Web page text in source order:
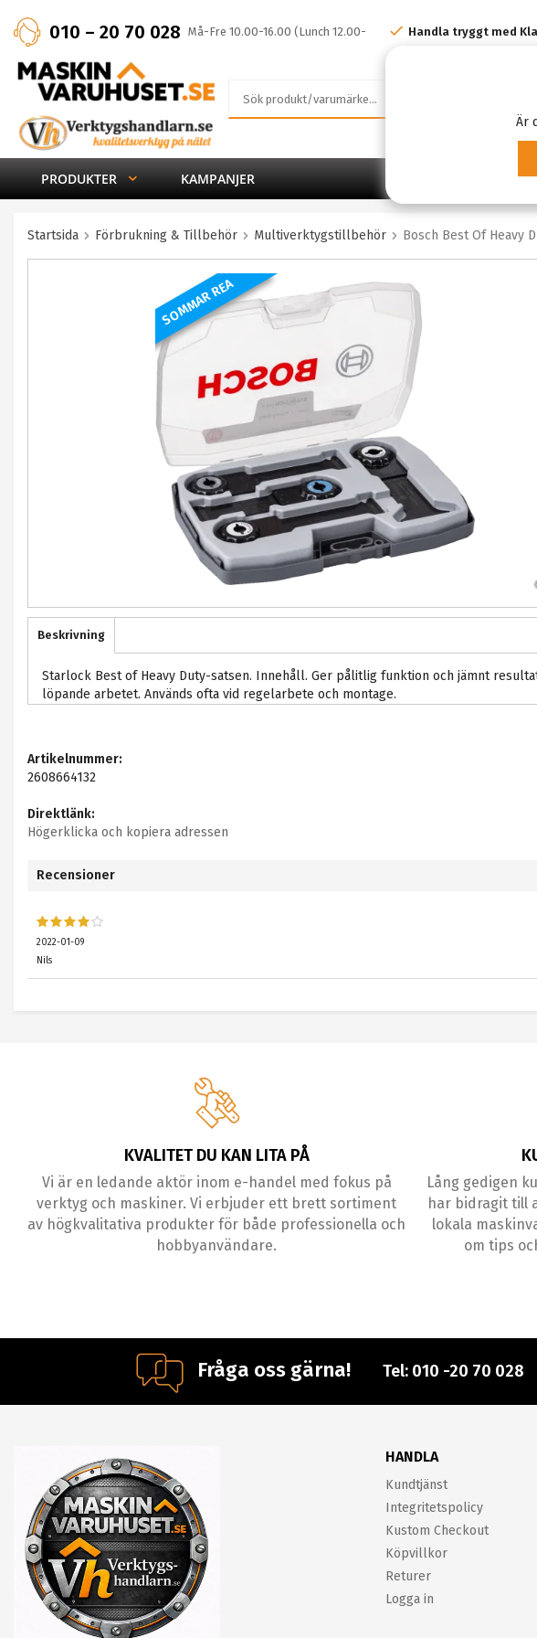
Är
010 – 20 70 028 Må-Fre 10.00-16.00 (Lunch 12.00-
13.00)
Handla tryggt med
PRODUKTER KAMPANJER
Startsida Förbrukning & Tillbehör Multiverktygstillbehör Bosch Best Of Heavy
SOMMAR REA
Beskrivning
Starlock Best of Heavy Duty-satsen. Innehåll. Ger pålitlig funktion och jämnt
löpande arbetet. Används ofta vid regelarbete och montage.
Artikelnummer:
2608664132
Direktlänk:
Högerklicka och kopiera adressen
Recensioner
2022-01-09
Nils
KVALITET DU KAN LITA PÅ
Vi är en ledande aktör inom e-handel med fokus på
verktyg och maskiner. Vi erbjuder ett brett sortiment
av högkvalitativa produkter för både professionella och
hobbyanvändare.
Lång gedigen
har bidragit till
lokala
om tips
Fråga oss gärna! Tel: 010 -20 70 028
HANDLA
Kundtjänst
Integritetspolicy
Kustom Checkout
Köpvillkor
Returer
Logga in